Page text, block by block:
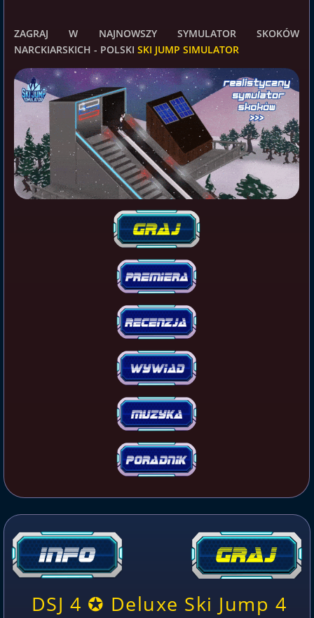
ZAGRAJ W NAJNOWSZY SYMULATOR SKOKÓW
NARCKIARSKICH - POLSKI SKI JUMP SIMULATOR
DSJ 4 ✪ Deluxe Ski Jump 4